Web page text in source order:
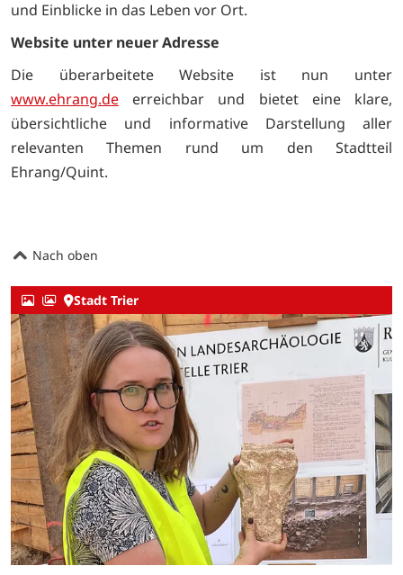
und Einblicke in das Leben vor Ort.
Website unter neuer Adresse
Die überarbeitete Website ist nun unter
www.ehrang.de erreichbar und bietet eine klare,
übersichtliche und informative Darstellung aller
relevanten Themen rund um den Stadtteil
Ehrang/Quint.
Nach oben
Stadt Trier